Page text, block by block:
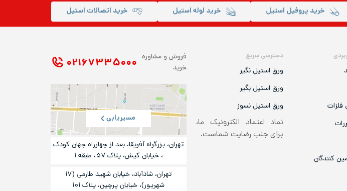
خرید پروفیل استیل خرید لوله استیل خرید اتصالات استیل
فلزات
کنندگان
دسترسی سریع
ورق استیل نگیر
ورق استیل بگیر
ورق استیل نسوز
نماد اعتماد الکترونیک ما،
برای جلب رضایت شماست.
فروش و مشاوره
خرید
۰۲۱ ۶۷۳۳۵۰۰۰
مسیریابی
تهران، بزرگراه آفریقا، بعد از چهارراه جهان کودک
، خیابان کیش، پلاک ۵۷، طبقه ۱
تهران، شادآباد، خیابان شهید طارمی (۱۷
شهریور)، خیایان پرچین، پلاک ۱۰۱